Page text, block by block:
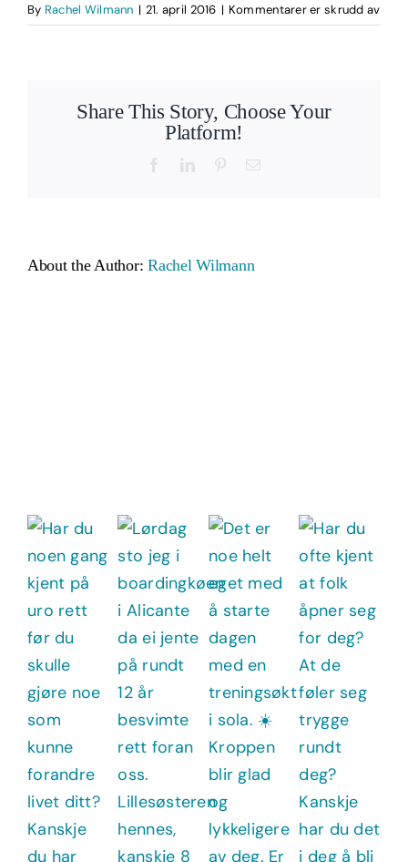
By Rachel Wilmann | 21. april 2016 | Kommentarer er skrudd avfor
Share This Story, Choose Your
Platform!
FacebookLinkedInPinterestEmail
About the Author:Rachel Wilmann